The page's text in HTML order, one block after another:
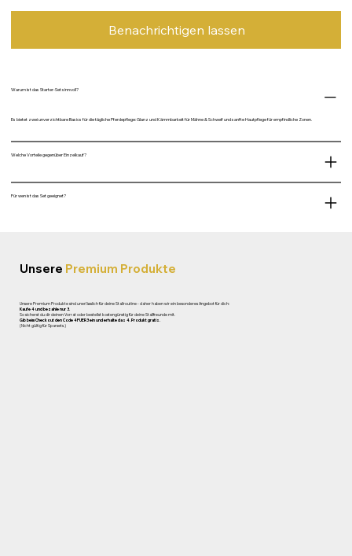
Benachrichtigen lassen
Warum ist das Starter-Set sinnvoll?
Es bietet zwei unverzichtbare Basics für die tägliche Pferdepflege: Glanz und Kämmbarkeit für Mähne & Schweif und sanfte Hautpflege für empfindliche Zonen.
Welche Vorteile gegenüber Einzelkauf?
Für wen ist das Set geeignet?
Unsere Premium Produkte
Unsere Premium Produkte sind unerlässlich für deine Stallroutine - daher haben wir ein besonderes Angebot für dich:
Kaufe 4 und bezahle nur 3.
So sicherst du dir deinen Vorrat oder bestellst kostengünstig für deine Stallfreunde mit.
Gib beim Checkout den Code 4FUER3 ein und erhalte das 4. Produkt gratis.
(Nicht gültig für Sparsets.)